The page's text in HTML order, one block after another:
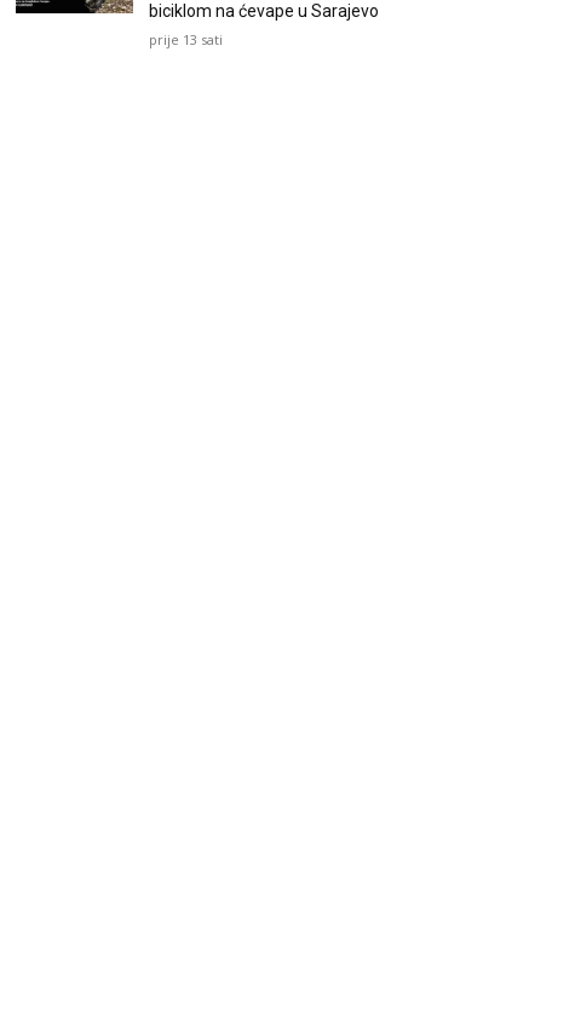
biciklom na ćevape u Sarajevo
prije 13 sati